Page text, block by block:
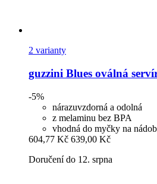
2 varianty
guzzini Blues oválná
-5%
nárazuvzdorná a odolná
z melaminu bez BPA
vhodná do myčky na
604,77 Kč 639,00 Kč
Doručení do 12. srpna